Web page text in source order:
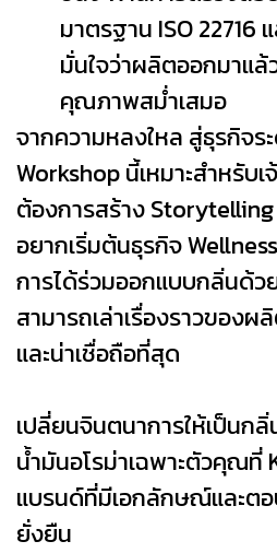
มาตรฐาน ISO 22716
มั่นใจว่าผลิตออกมาแ
คุณภาพสม่ำเสมอ
จากความหลงใหล สู่ธุรกิจร
Workshop นี้เหมาะสำหรับ
ต้องการสร้าง
อยากเริ่มต้นธุรกิจ
การได้ร่วมออกแบบกลิ่นด้ว
สามารถเล่าเรื่องราวของ
และน่าเชื่อถือที่สุด
เปลี่ยนจินตนาการให้เป็นก
น้ำมันอโรม่าเฉพาะตัวคุณที่
แบรนด์ที่มีเอกลักษณ์และต
ยั่งยืน